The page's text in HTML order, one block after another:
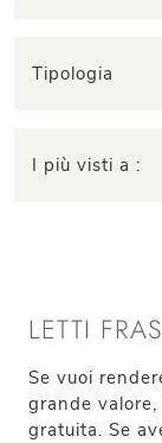
Tipologia
I più visti a :
LETTI
Se vuoi
grande
gratuita. Se